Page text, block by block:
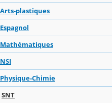
Arts-plastiques
Espagnol
Mathématiques
NSI
Physique-Chimie
SNT